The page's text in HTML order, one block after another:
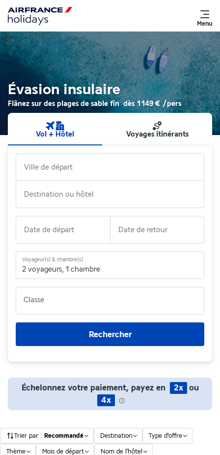
Menu
Évasion insulaire
Flânez sur des plages de sable fin dès 1 149 € /pers
Vol + Hôtel Voyages itinérants
Ville de départ
Destination ou hôtel
Date de départ Date de retour
Voyageur(s) & chambre(s)
2 voyageurs, 1 chambre
Classe
Rechercher
Échelonnez votre paiement, payez en 2x
ou
4x
Trier par : Recommandé Destination Type d'offre
Thème Mois de départ Nom de l'hôtel